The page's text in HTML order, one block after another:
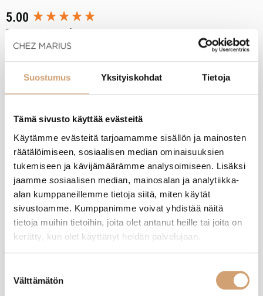
Suostumus Yksityiskohdat Tietoja
Tämä sivusto käyttää evästeitä
Käytämme evästeitä tarjoamamme sisällön ja mainosten
räätälöimiseen, sosiaalisen median ominaisuuksien
tukemiseen ja kävijämäärämme analysoimiseen. Lisäksi
jaamme sosiaalisen median, mainosalan ja analytiikka-
alan kumppaneillemme tietoja siitä, miten käytät
sivustoamme. Kumppanimme voivat yhdistää näitä
tietoja muihin tietoihin, joita olet antanut heille tai joita on
kerätty, kun olet käyttänyt heidän palvelujaan.
valinta
Välttämätön
5.00
Perustuu 1 arvosteluun
Tuotearvostelut
MH
Varmistettu ostaja
Micah Hakala
Tampere, FI
Pizzalapio puinen XL
I bought two of these after looking many other places for large pizza
peels in Finland. They are exactly the size I was hoping for in order to fully
New content loaded